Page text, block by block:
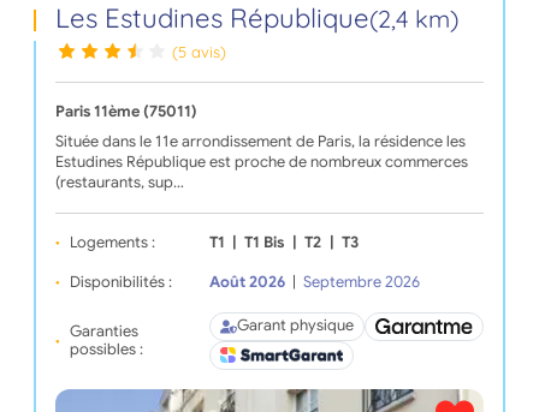
Les Estudines République(2,4 km)
(5 avis)
Paris 11ème (75011)
Située dans le 11e arrondissement de Paris, la résidence les
Estudines République est proche de nombreux commerces
(restaurants, sup…
Logements : T1 T1 Bis T2 T3
Disponibilités : Août 2026 Septembre 2026
Garanties
possibles :
Garant physique